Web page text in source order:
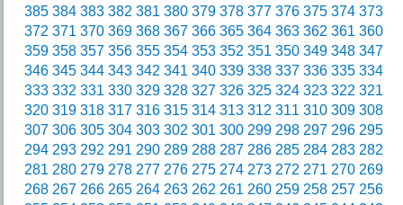
385 384 383 382 381 380 379 378 377 376 375 374 373
372 371 370 369 368 367 366 365 364 363 362 361 360
359 358 357 356 355 354 353 352 351 350 349 348 347
346 345 344 343 342 341 340 339 338 337 336 335 334
333 332 331 330 329 328 327 326 325 324 323 322 321
320 319 318 317 316 315 314 313 312 311 310 309 308
307 306 305 304 303 302 301 300 299 298 297 296 295
294 293 292 291 290 289 288 287 286 285 284 283 282
281 280 279 278 277 276 275 274 273 272 271 270 269
268 267 266 265 264 263 262 261 260 259 258 257 256